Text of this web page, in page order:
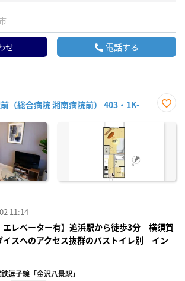
せ 電話する
（総合病院 湘南病院前） 403・1K-
に入
11:14
エレベーター有】追浜駅から徒歩3分 横須賀
イスへのアクセス抜群のバストイレ別 イン
逗子線「金沢八景駅」